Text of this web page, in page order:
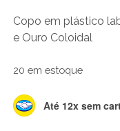
Copo em plástico
e Ouro Coloidal
20 em estoque
Até 12x sem